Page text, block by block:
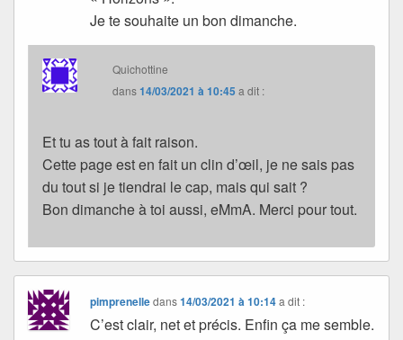
Je te souhaite un bon dimanche.
Quichottine
dans14/03/2021 à 10:45 a dit :
Et tu as tout à fait raison.
Cette page est en fait un clin d’œil, je ne sais pas
du tout si je tiendrai le cap, mais qui sait ?
Bon dimanche à toi aussi, eMmA. Merci pour tout.
pimprenelledans14/03/2021 à 10:14 a dit :
C’est clair, net et précis. Enfin ça me semble.